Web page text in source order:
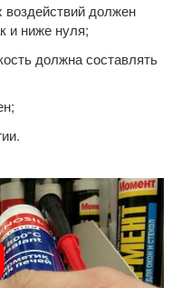
воздействий должен
и ниже нуля;
должна составлять